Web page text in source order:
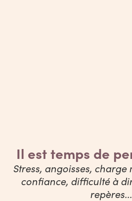
Il est temps de
Stress, angoisses,
confiance, difficulté à
repères...